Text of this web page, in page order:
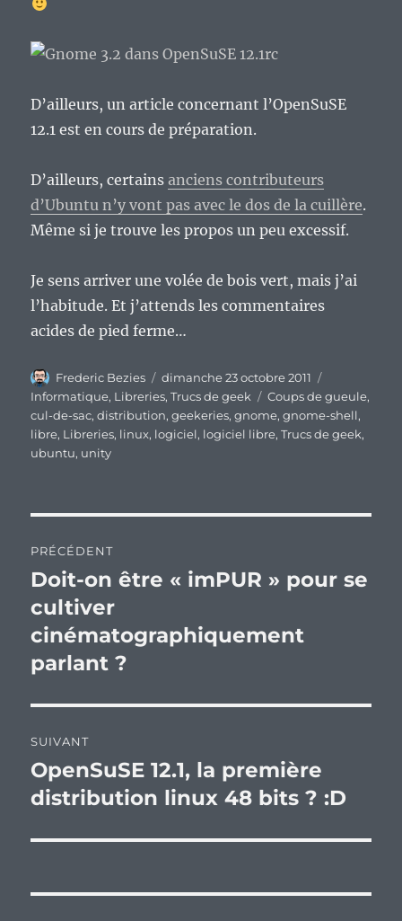
D’ailleurs, un article concernant l’OpenSuSE
12.1 est en cours de préparation.
D’ailleurs, certainsanciens contributeurs
d’Ubuntu n’y vont pas avec le dos de la cuillère.
Même si je trouve les propos un peu excessif.
Je sens arriver une volée de bois vert, mais j’ai
l’habitude. Et j’attends les commentaires
acides de pied ferme…
Auteur
Frederic Bezies
Publié
le
dimanche 23 octobre 2011
Informatique, Libreries,Trucs de geek Étiquettes
Coups de gueule,
cul-de-sac,distribution,geekeries,gnome,gnome-shell,
libre, Libreries, linux, logiciel, logiciel libre,Trucs de geek,
ubuntu, unity
de
l’article
PRÉCÉDENT
Publication
précédente :
Doit-on être « imPUR » pour se
cultiver
cinématographiquement
parlant ?
SUIVANT
Publication
suivante :
OpenSuSE 12.1, la première
distribution linux 48 bits ? :D